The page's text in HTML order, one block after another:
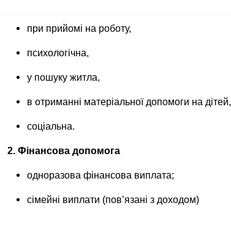
при прийомі на роботу,
психологічна,
у пошуку житла,
в отриманні матеріальної допомоги на дітей,
соціальна.
2. Фінансова допомога
одноразова фінансова виплата;
сімейні виплати (пов’язані з доходом)